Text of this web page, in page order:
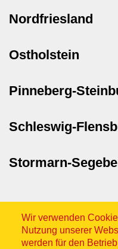
Nordfriesland
Ostholstein
Pinneberg-
Schleswig-
Stormarn-
Wir verwenden
Nutzung unserer
werden für den